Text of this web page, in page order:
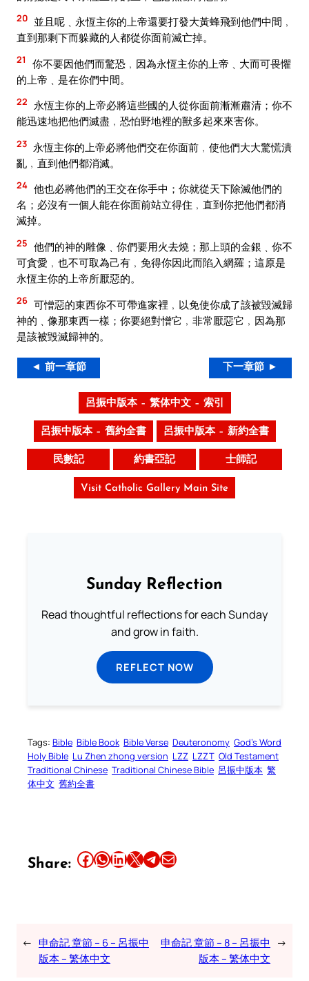
20 並且呢﹑永恆主你的上帝還要打發大黃蜂飛到他們中間﹐
直到那剩下而躲藏的人都從你面前滅亡掉。
21
你不要因他們而驚恐﹐因為永恆主你的上帝﹑大而可畏懼
的上帝﹑是在你們中間。
22
永恆主你的上帝必將這些國的人從你面前漸漸肅清；你不
能迅速地把他們滅盡﹐恐怕野地裡的獸多起來來害你。
23 永恆主你的上帝必將他們交在你面前﹐使他們大大驚慌潰
亂﹐直到他們都消滅。
24 他也必將他們的王交在你手中；你就從天下除滅他們的
名；必沒有一個人能在你面前站立得住﹐直到你把他們都消
滅掉。
25 他們的神的雕像﹑你們要用火去燒；那上頭的金銀﹑你不
可貪愛﹐也不可取為己有﹐免得你因此而陷入網羅；這原是
永恆主你的上帝所厭惡的。
26 可憎惡的東西你不可帶進家裡﹐以免使你成了該被毀滅歸
神的﹑像那東西一樣；你要絕對憎它﹐非常厭惡它﹐因為那
是該被毀滅歸神的。
◄ 前一章節 下一章節 ►
呂振中版本 – 繁体中文 – 索引
呂振中版本 – 舊約全書 呂振中版本 – 新約全書
民數記 約書亞記 士師記
Visit Catholic Gallery Main Site
Sunday Reflection
Read thoughtful reflections for each Sunday
and grow in faith.
REFLECT NOW
Tags: Bible Bible Book Bible Verse Deuteronomy God’s Word
Holy Bible Lu Zhen zhong version LZZ LZZT Old Testament
Traditional Chinese Traditional Chinese Bible 呂振中版本 繁
体中文 舊約全書
Share: Share this article on Facebook Share this article on WhatsApp Share this article on LinkedIn Share this article on X Share this article on TelegramEmail this Article
← 申命記 章節 – 6 – 呂振中
版本 – 繁体中文
申命記 章節 – 8 – 呂振中
版本 – 繁体中文
→